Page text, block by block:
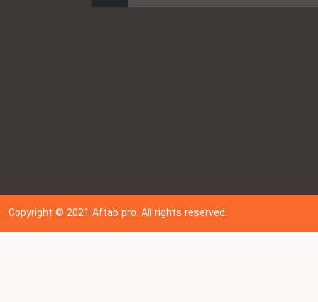
Copyright © 202 1Aftab pro. All rights reserved.